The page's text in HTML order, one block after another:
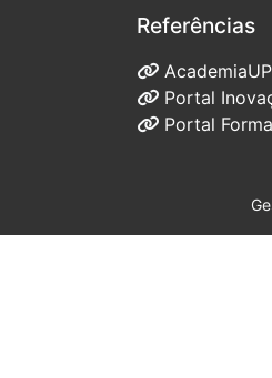
Referências
Portal
Portal